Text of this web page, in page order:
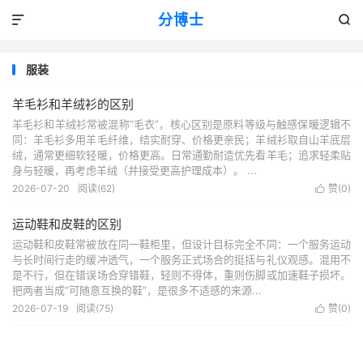
分博士 

服装
羊毛衫和羊绒衫的区别
羊毛衫和羊绒衫常被混称“毛衣”，核心区别是原料等级与触感保暖逻辑不
同：羊毛衫多用羊毛纤维，结实耐穿、价格更亲民；羊绒衫取自山羊底层
绒，通常更细软轻暖，价格更高。日常通勤耐造优先看羊毛；追求轻柔贴
身与轻暖，再考虑羊绒（并接受更高护理成本）。 ...
 赞(0)
2026-07-20 阅读(62)
运动鞋和皮鞋的区别
运动鞋和皮鞋常被放在同一鞋柜里，但设计目标完全不同：一个服务运动
与长时间行走的缓冲透气，一个服务正式场合的挺括与礼仪观感。混用不
是不行，但在错误场合穿错鞋，轻则不得体，重则伤脚或加速鞋子损坏。
把两者当成“可随意互换的鞋”，是很多不适感的来源...
 赞(0)
2026-07-19 阅读(75)